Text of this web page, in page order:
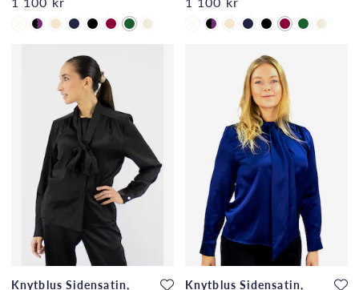
Knytblus Sidensatin,
Knytblus Sidensatin,